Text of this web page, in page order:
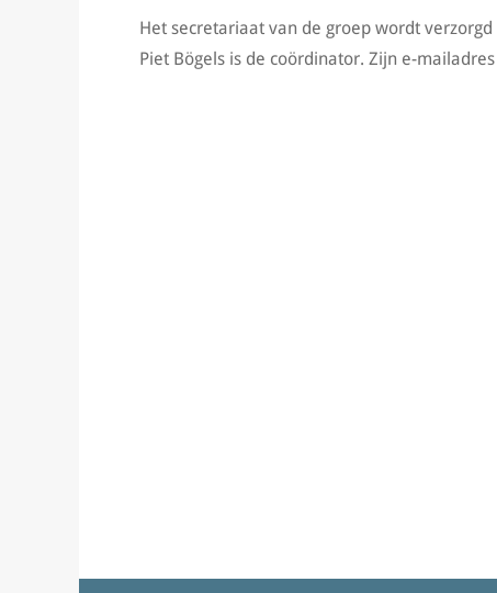
Het secretariaat van de groep wordt
Piet Bögels is de coördinator. Zijn e-mailadres